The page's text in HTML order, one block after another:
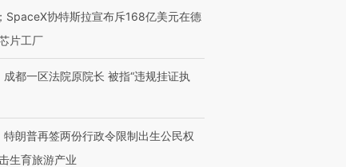
SpaceX协特斯拉宣布斥168亿美元在德
片工厂
成都一区法院原院长 被指“违规挂证执
特朗普再签两份行政令限制出生公民权
生育旅游产业